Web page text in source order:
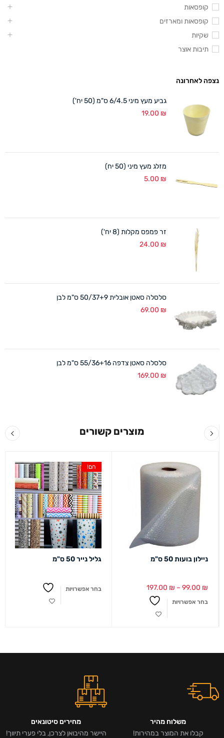
קופסאות
קופסאות ומארזים
שקיות
תיבות אוצר
נצפה לאחרונה
גביע מעץ מיני 6/4.5 ס"מ (50 יח')
19.00 ₪
מזלג מעץ מיני (50 יח)
5.00 ₪
זר פמפס מקלות (8 יח')
24.00 ₪
סלסלה סאטן אובלית 50/37+9 ס"מ לבן
69.00 ₪
סלסלה סאטן צדפה 55/36+16 ס"מ לבן
169.00 ₪
מוצרים קשורים
ניילון בועות 50 ס"מ
99.00 ₪
–
197.00 ₪
בחר אפשרויות
חם!
גליל נייר 50 ס"מ
בחר אפשרויות
משלוח מהיר
קבלו את המוצר במהירות!
מחירים סיטונאים
היישר מהיבואן לצרכן, בלי פערי תיווך!